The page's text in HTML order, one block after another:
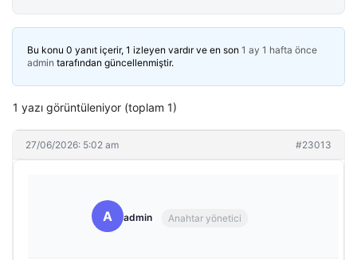
Bu konu 0 yanıt içerir, 1 izleyen vardır ve en son 1 ay 1 hafta önce
admin tarafından güncellenmiştir.
1 yazı görüntüleniyor (toplam 1)
27/06/2026: 5:02 am #23013
A admin Anahtar yönetici